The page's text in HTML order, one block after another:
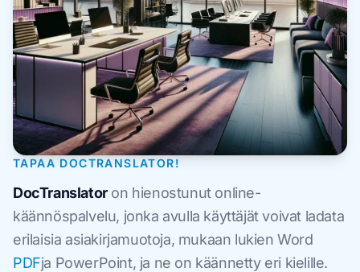
TAPAA DOCTRANSLATOR!
DocTranslatoron hienostunut online-
käännöspalvelu, jonka avulla käyttäjät voivat ladata
erilaisia asiakirjamuotoja, mukaan lukien Word
PDFja PowerPoint, ja ne on käännetty eri kielille.